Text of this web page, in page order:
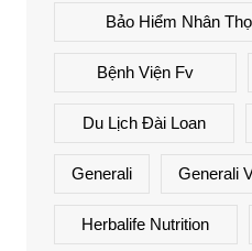
Bảo Hiểm Nhân
Bệnh Viện Fv
Du Lịch Đài Loan
Generali Generali
Herbalife Nutrition